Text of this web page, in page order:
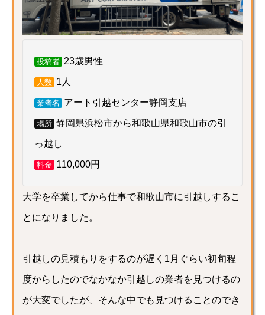
投稿者 23歳男性
人数 1人
業者名 アート引越センター静岡支店
場所 静岡県浜松市から和歌山県和歌山市の引
っ越し
料金 110,000円
大学を卒業してから仕事で和歌山市に引越しするこ
とになりました。
引越しの見積もりをするのが遅く1月ぐらい初旬程
度からしたのでなかなか引越しの業者を見つけるの
が大変でしたが、そんな中でも見つけることのでき